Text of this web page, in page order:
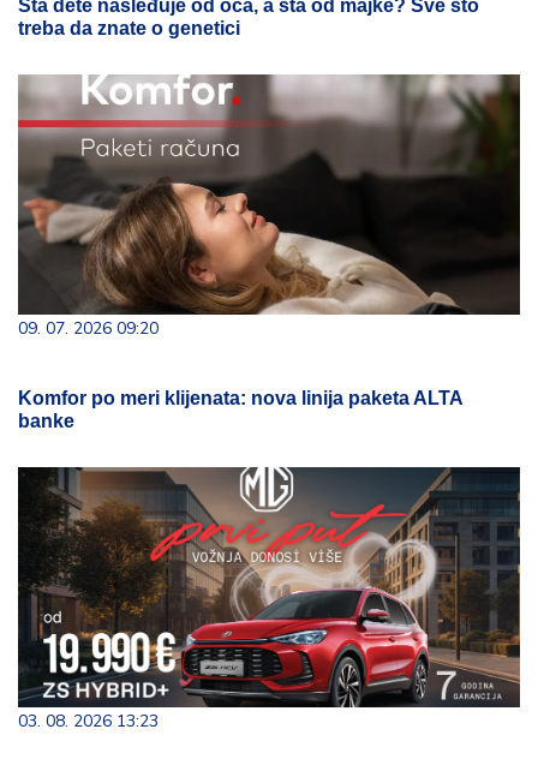
Šta dete nasleđuje od oca, a šta od majke? Sve što
treba da znate o genetici
09. 07. 2026 09:20
Komfor po meri klijenata: nova linija paketa ALTA
banke
03. 08. 2026 13:23